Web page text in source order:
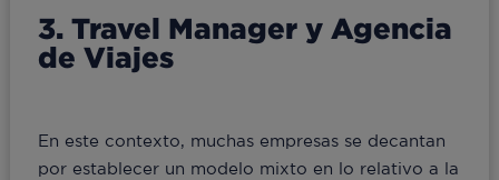
3. Travel Manager y Agencia
de Viajes
En este contexto, muchas empresas se decantan
por establecer un modelo mixto en lo relativo a la